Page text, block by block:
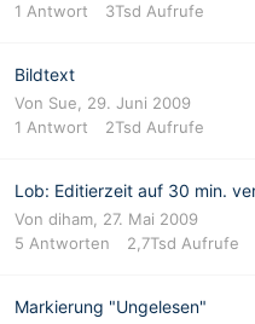
1 Antwort 3Tsd Aufrufe
Bildtext
Von Sue, 29. Juni 2009
1 Antwort 2Tsd Aufrufe
Lob: Editierzeit auf 30 min.
Von diham, 27. Mai 2009
5 Antworten 2,7Tsd Aufrufe
Markierung "Ungelesen"